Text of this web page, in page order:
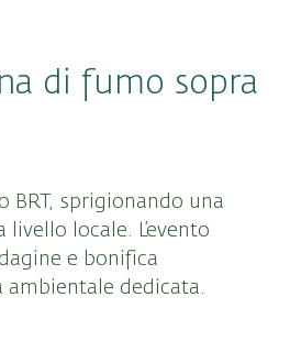
di fumo sopra
sprigionando una
locale. L’evento
e bonifica
ambientale dedicata.